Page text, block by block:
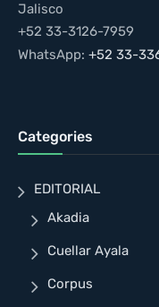
Jalisco
+52 33-3126-7959
WhatsApp: +52 33-
Categories
EDITORIAL
Akadia
Cuellar Ayala
Corpus